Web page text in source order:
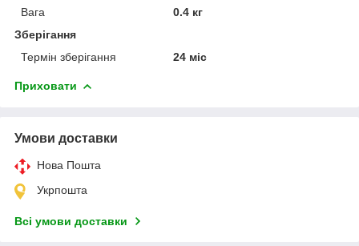
Вага
0.4 кг
Зберігання
Термін зберігання
24 міс
Приховати
Умови доставки
Нова Пошта
Укрпошта
Всі умови доставки